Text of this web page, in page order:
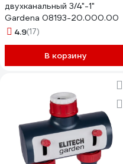
двухканальный 3/4"-1"
Gardena 08193-20.000.00
4.9(17)
В корзину